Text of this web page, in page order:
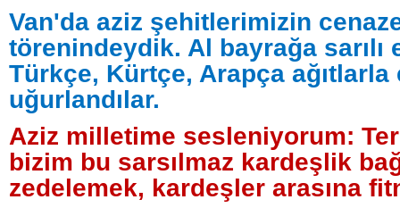
Van'da aziz şehitlerimizin
törenindeydik. Al bayrağa sarılı
Türkçe, Kürtçe, Arapça ağıtlarla
uğurlandılar.
Aziz milletime sesleniyorum:
bizim bu sarsılmaz kardeşlik
zedelemek, kardeşler arasına